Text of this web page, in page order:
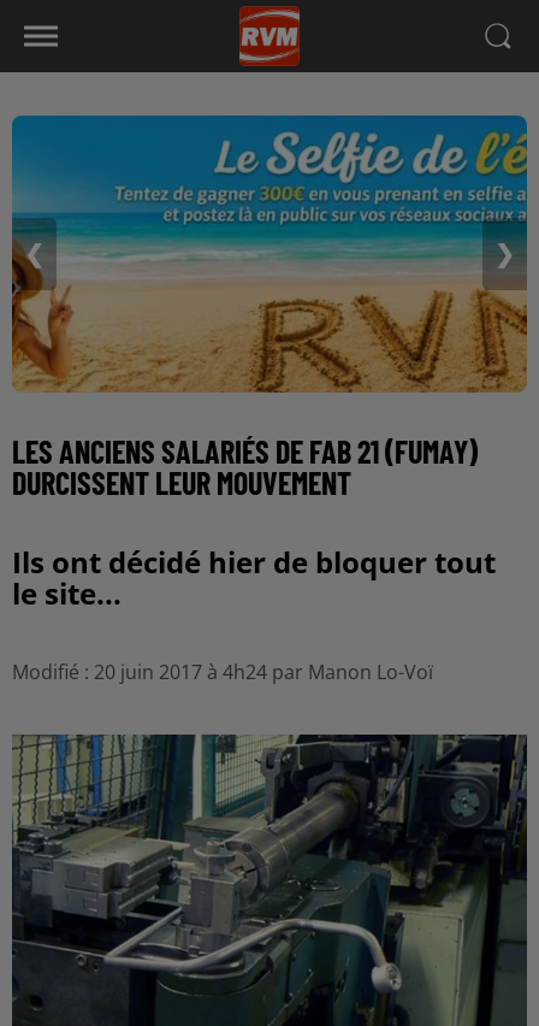
❮ ❯
LES ANCIENS SALARIÉS DE FAB 21 (FUMAY)
DURCISSENT LEUR MOUVEMENT
Ils ont décidé hier de bloquer tout
le site...
Modifié : 20 juin 2017 à 4h24 par Manon Lo-Voï